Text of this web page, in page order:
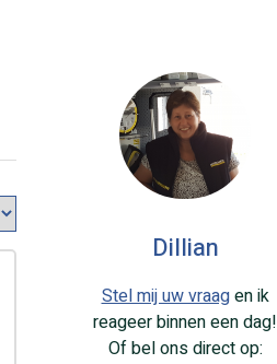
Dillian
Stel mij uw vraagen ik
reageer binnen een dag!
Of bel ons direct op: